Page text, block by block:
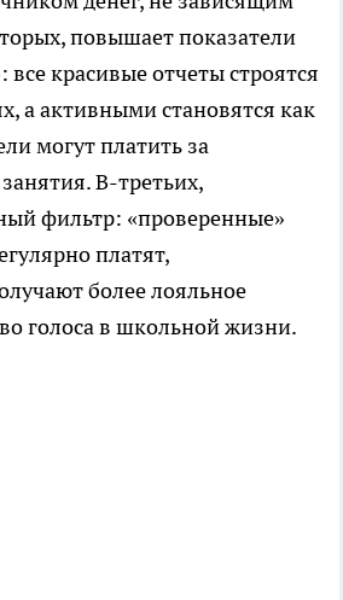
повышает показатели
все красивые отчеты строятся
а активными становятся как
могут платить за
В-третьих,
фильтр: «проверенные»
платят,
более лояльное
голоса в школьной жизни.